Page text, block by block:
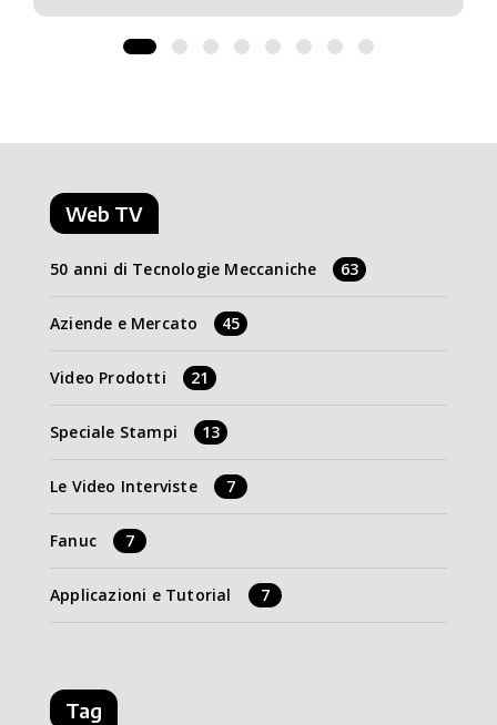
Web TV
50 anni di Tecnologie Meccaniche 63
Aziende e Mercato 45
Video Prodotti 21
Speciale Stampi 13
Le Video Interviste 7
Fanuc 7
Applicazioni e Tutorial 7
Tag